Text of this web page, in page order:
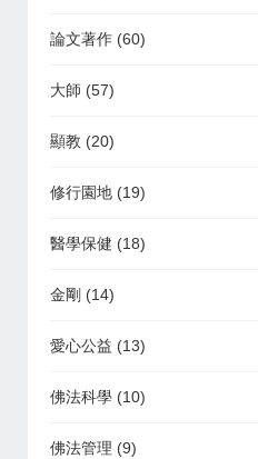
論文著作 (60)
大師 (57)
顯教 (20)
修行園地 (19)
醫學保健 (18)
金剛 (14)
愛心公益 (13)
佛法科學 (10)
佛法管理 (9)